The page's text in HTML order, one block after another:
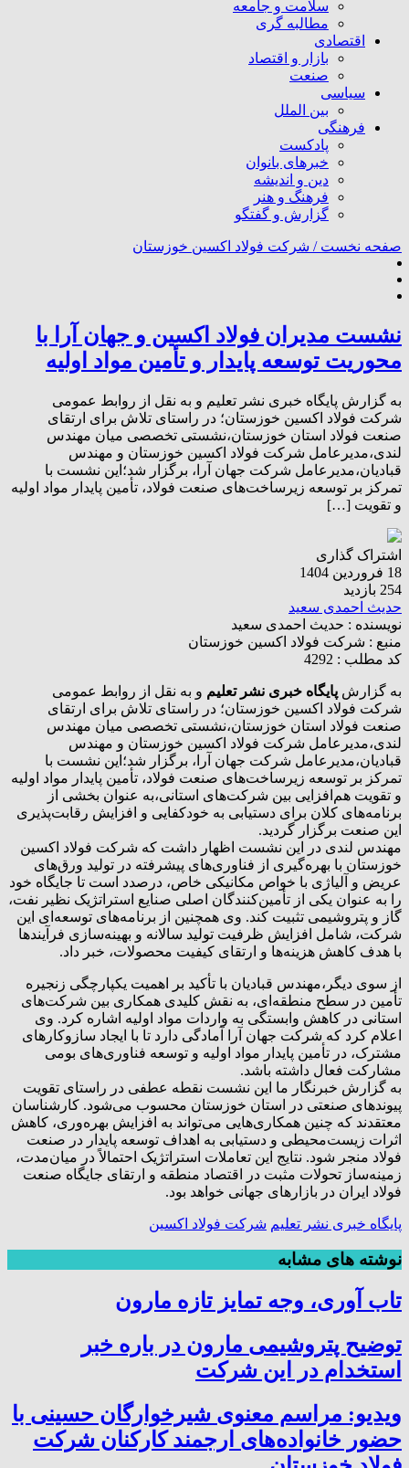
سلامت و جامعه
مطالبه گری
اقتصادی
بازار و اقتصاد
صنعت
سیاسی
بین الملل
فرهنگی
پادکست
خبرهای بانوان
دین و اندیشه
فرهنگ و هنر
گزارش و گفتگو
صفحه نخست / شرکت فولاد اکسین خوزستان
نشست مدیران فولاد اکسین و جهان آرا با
محوریت توسعه پایدار و تأمین مواد اولیه
به گزارش پایگاه خبری نشر تعلیم و به نقل از روابط عمومی
شرکت فولاد اکسین خوزستان؛ در راستای تلاش برای ارتقای
صنعت فولاد استان خوزستان،نشستی تخصصی میان مهندس
لندی،مدیرعامل شرکت فولاد اکسین خوزستان و مهندس
قبادیان،مدیرعامل شرکت جهان آرا، برگزار شد؛این نشست با
تمرکز بر توسعه زیرساخت‌های صنعت فولاد، تأمین پایدار مواد اولیه
و تقویت […]
اشتراک گذاری
18 فروردین 1404
254 بازدید
حدیث احمدی سعید
نویسنده : حدیث احمدی سعید
منبع : شرکت فولاد اکسین خوزستان
کد مطلب : 4292
به گزارش پایگاه خبری نشر تعلیم و به نقل از روابط عمومی
شرکت فولاد اکسین خوزستان؛ در راستای تلاش برای ارتقای
صنعت فولاد استان خوزستان،نشستی تخصصی میان مهندس
لندی،مدیرعامل شرکت فولاد اکسین خوزستان و مهندس
قبادیان،مدیرعامل شرکت جهان آرا، برگزار شد؛این نشست با
تمرکز بر توسعه زیرساخت‌های صنعت فولاد، تأمین پایدار مواد اولیه
و تقویت هم‌افزایی بین شرکت‌های استانی،به عنوان بخشی از
برنامه‌های کلان برای دستیابی به خودکفایی و افزایش رقابت‌پذیری
این صنعت برگزار گردید.
مهندس لندی در این نشست اظهار داشت که شرکت فولاد اکسین
خوزستان با بهره‌گیری از فناوری‌های پیشرفته در تولید ورق‌های
عریض و آلیاژی با خواص مکانیکی خاص، درصدد است تا جایگاه خود
را به عنوان یکی از تأمین‌کنندگان اصلی صنایع استراتژیک نظیر نفت،
گاز و پتروشیمی تثبیت کند. وی همچنین از برنامه‌های توسعه‌ای این
شرکت، شامل افزایش ظرفیت تولید سالانه و بهینه‌سازی فرآیندها
با هدف کاهش هزینه‌ها و ارتقای کیفیت محصولات، خبر داد.
از سوی دیگر،مهندس قبادیان با تأکید بر اهمیت یکپارچگی زنجیره
تأمین در سطح منطقه‌ای، به نقش کلیدی همکاری بین شرکت‌های
استانی در کاهش وابستگی به واردات مواد اولیه اشاره کرد. وی
اعلام کرد که شرکت جهان آرا آمادگی دارد تا با ایجاد سازوکارهای
مشترک، در تأمین پایدار مواد اولیه و توسعه فناوری‌های بومی
مشارکت فعال داشته باشد.
به گزارش خبرنگار ما این نشست نقطه عطفی در راستای تقویت
پیوندهای صنعتی در استان خوزستان محسوب می‌شود. کارشناسان
معتقدند که چنین همکاری‌هایی می‌تواند به افزایش بهره‌وری، کاهش
اثرات زیست‌محیطی و دستیابی به اهداف توسعه پایدار در صنعت
فولاد منجر شود. نتایج این تعاملات استراتژیک احتمالاً در میان‌مدت،
زمینه‌ساز تحولات مثبت در اقتصاد منطقه و ارتقای جایگاه صنعت
فولاد ایران در بازارهای جهانی خواهد بود.
پايگاه خبری نشر تعلیم شرکت فولاد اکسین
نوشته های مشابه
تاب آوری، وجه تمایز تازه مارون
توضیح پتروشیمی مارون در باره خبر
استخدام در این شرکت
ویدیو: مراسم معنوی شیرخوارگان حسینی با
حضور خانواده‌های ارجمند کارکنان شرکت